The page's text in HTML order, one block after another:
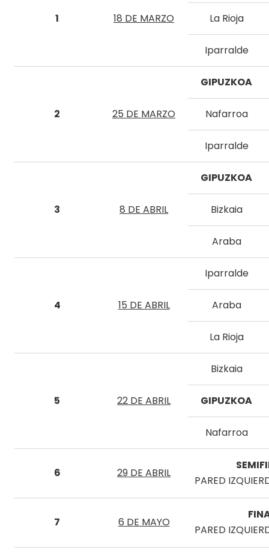
1 18 DE MARZO La Rioja
Iparralde
2 25 DE MARZO
GIPUZKOA
Nafarroa
Iparralde
3 8 DE ABRIL
GIPUZKOA
Bizkaia
Araba
4 15 DE ABRIL
Iparralde
Araba
La Rioja
5 22 DE ABRIL
Bizkaia
GIPUZKOA
Nafarroa
6 29 DE ABRIL
PARED
7 6 DE MAYO
PARED